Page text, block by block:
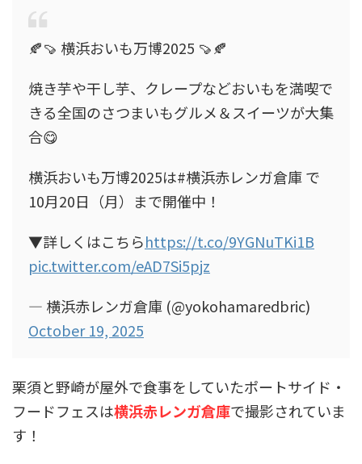
🍂🍠 横浜おいも万博2025 🍠🍂
焼き芋や干し芋、クレープなどおいもを満喫で
きる全国のさつまいもグルメ＆スイーツが大集
合😋
横浜おいも万博2025は#横浜赤レンガ倉庫 で
10月20日（月）まで開催中！
▼詳しくはこちらhttps://t.co/9YGNuTKi1B
pic.twitter.com/eAD7Si5pjz
— 横浜赤レンガ倉庫 (@yokohamaredbric)
October 19, 2025
栗須と野崎が屋外で食事をしていたポートサイド・
フードフェスは横浜赤レンガ倉庫で撮影されていま
す！